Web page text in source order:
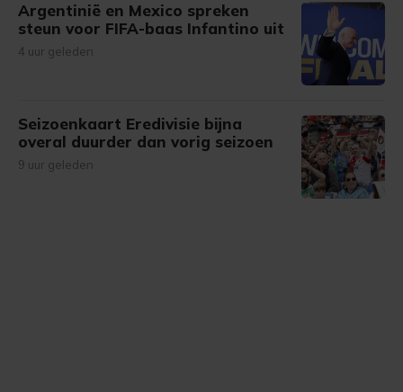
Argentinië en Mexico spreken
steun voor FIFA-baas Infantino uit
4 uur geleden
Seizoenkaart Eredivisie bijna
overal duurder dan vorig seizoen
9 uur geleden